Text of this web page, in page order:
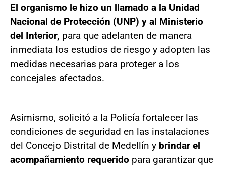
El organismo le hizo un llamado a la Unidad
Nacional de Protección (UNP) y al Ministerio
del Interior, para que adelanten de manera
inmediata los estudios de riesgo y adopten las
medidas necesarias para proteger a los
concejales afectados.
Asimismo, solicitó a la Policía fortalecer las
condiciones de seguridad en las instalaciones
del Concejo Distrital de Medellín y brindar el
acompañamiento requerido para garantizar que